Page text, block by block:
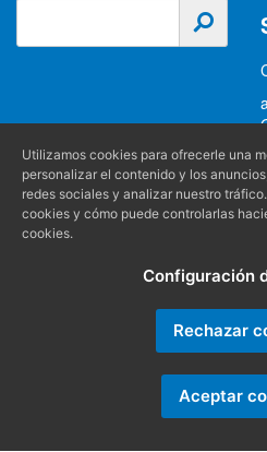
Información
Política de privacidad
Condiciones generales
Utilizamos cookies para ofrecerle una
personalizar el contenido y los
redes sociales y analizar nuestro
cookies y cómo puede controlarlas
cookies.
Configuración
Rechazar
Aceptar